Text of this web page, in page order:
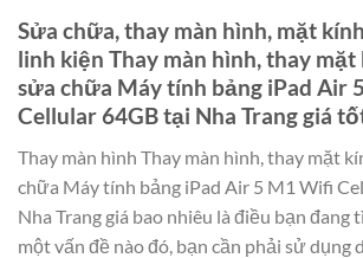
Sửa chữa, thay màn hình, mặt
linh kiện Thay màn hình, thay
sửa chữa Máy tính bảng iPad Air
Cellular 64GB tại Nha Trang giá
Thay màn hình Thay màn hình, thay mặt
chữa Máy tính bảng iPad Air 5 M1 Wifi
Nha Trang giá bao nhiêu là điều bạn đang
một vấn đề nào đó, bạn cần phải sử dụng